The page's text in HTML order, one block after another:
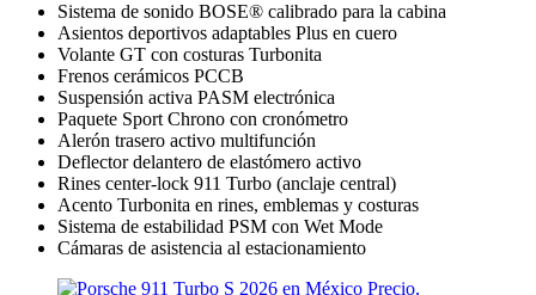
Sistema de sonido BOSE® calibrado para la cabina
Asientos deportivos adaptables Plus en cuero
Volante GT con costuras Turbonita
Frenos cerámicos PCCB
Suspensión activa PASM electrónica
Paquete Sport Chrono con cronómetro
Alerón trasero activo multifunción
Deflector delantero de elastómero activo
Rines center-lock 911 Turbo (anclaje central)
Acento Turbonita en rines, emblemas y costuras
Sistema de estabilidad PSM con Wet Mode
Cámaras de asistencia al estacionamiento